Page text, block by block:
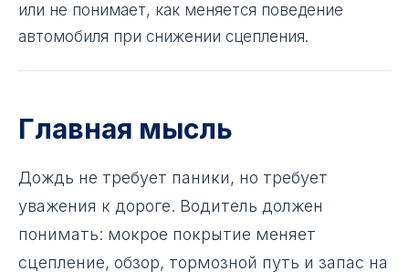
или не понимает, как меняется поведение
автомобиля при снижении сцепления.
Главная мысль
Дождь не требует паники, но требует
уважения к дороге. Водитель должен
понимать: мокрое покрытие меняет
сцепление, обзор, тормозной путь и запас на